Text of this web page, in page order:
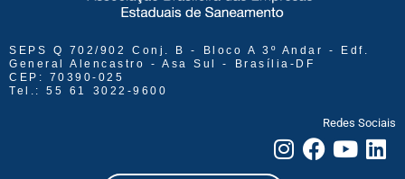
SEPS Q 702/902 Conj. B - Bloco A 3º Andar - Edf.
General Alencastro - Asa Sul - Brasília-DF
CEP: 70390-025
Tel.: 55 61 3022-9600
Redes Sociais